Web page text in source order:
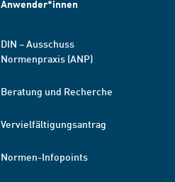
Anwender*innen
DIN – Ausschuss
Normenpraxis (ANP)
Beratung und Recherche
Vervielfältigungsantrag
Normen-Infopoints